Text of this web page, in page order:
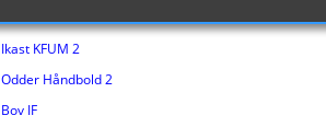
Ikast KFUM 2
Odder Håndbold 2
Bov IF